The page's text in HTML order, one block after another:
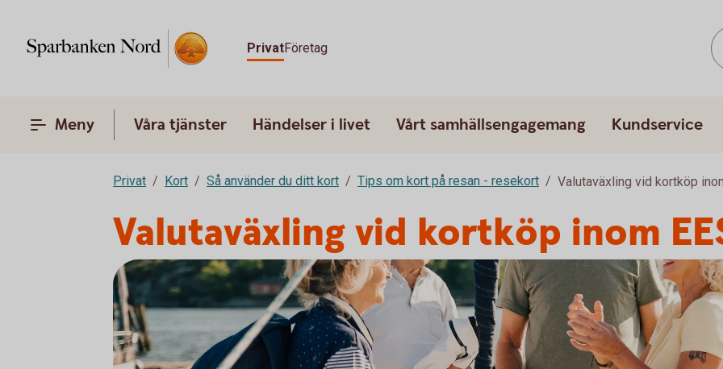
PrivatFöretag
Meny Våra tjänster Händelser i livet Vårt samhällsengagemang Kundservice
Privat Kort Så använder du ditt kort Tips om kort på resan - resekort Valutaväxling vid kortköp
Valutaväxling vid kortköp inom